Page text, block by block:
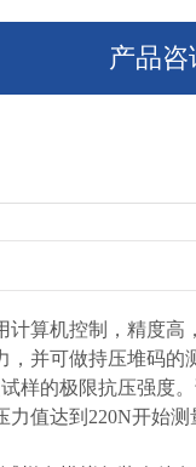
产品咨
计算机控制，精度高
，并可做持压堆码的
的极限抗压强度
力值达到220N开始